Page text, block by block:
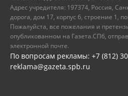
Адрес учредителя: 197374, Россия,
дорога, дом 17, корпус 6, строение 1,
Пожалуйста, все пожелания и
опубликованном на Газета.СПб,
электронной почте.
По вопросам рекламы: +7 (812)
reklama@gazeta.spb.ru